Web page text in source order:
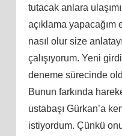
tutacak anlara
açıklama
nasıl olur size
çalışıyorum. Yeni
deneme sürecinde
Bunun farkında
ustabaşı Gürkan’a
istiyordum. Çünkü